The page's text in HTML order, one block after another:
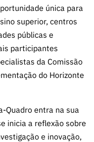
Canais de
Denúncia
Apoios
PRR –
“Ciência +
Digital” e
ão”
única para
superior, centros
públicas e
participantes
da Comissão
do Horizonte
Quadro entra na sua
inicia a reflexão sobre
e inovação,